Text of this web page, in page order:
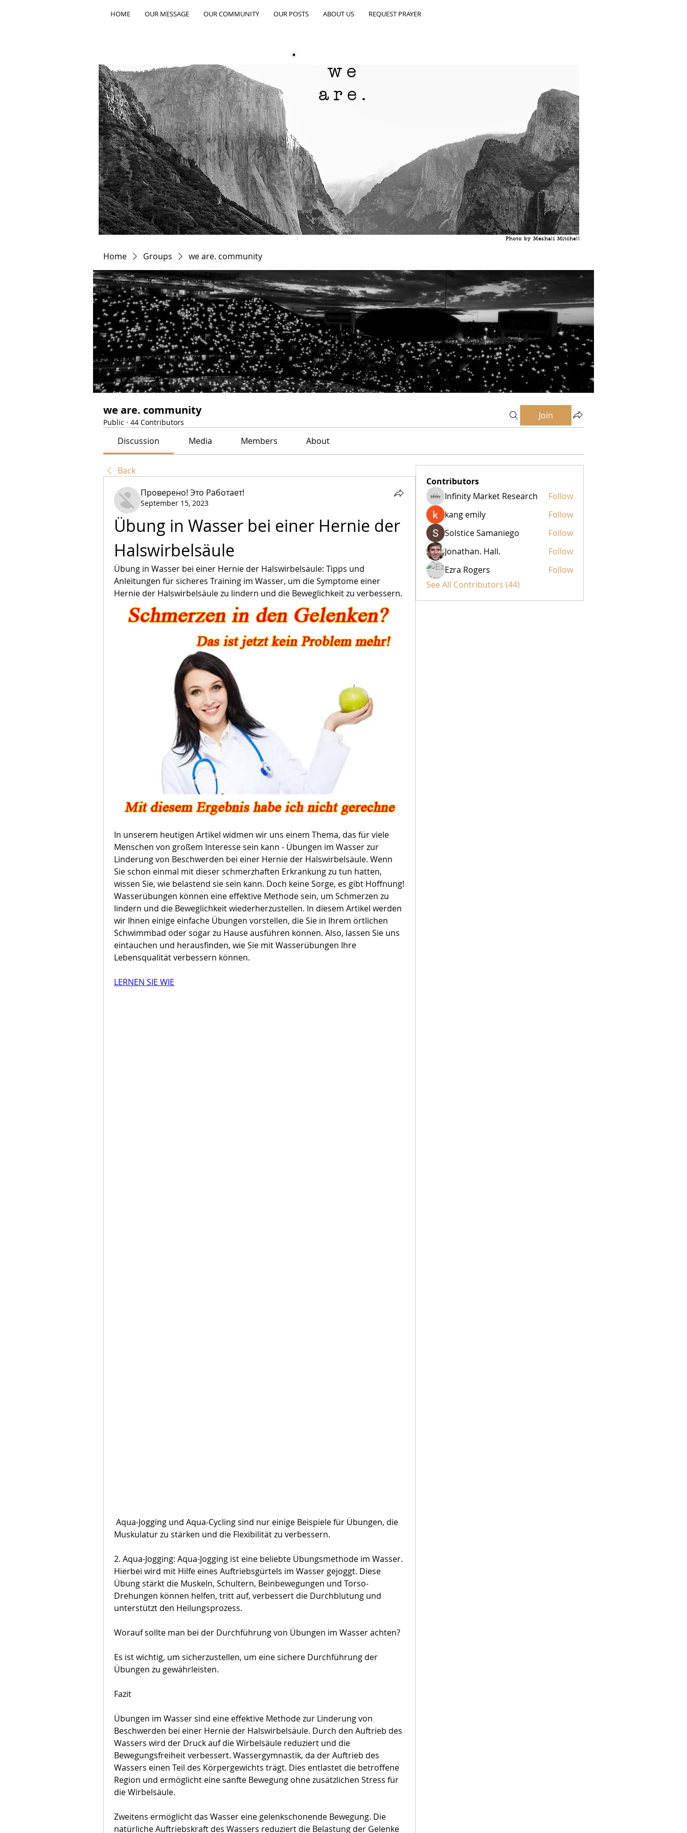
HOME OUR MESSAGE OUR COMMUNITY OUR POSTS ABOUT US REQUEST PRAYER
we
are.
Photo by Meshali Mitchell
Home Groups we are. community
we are. community
Public · 44 Contributors
Join
Discussion Media Members About
Back
Проверено! Это Работает!
September 15, 2023
Übung in Wasser bei einer Hernie der
Halswirbelsäule
Übung in Wasser bei einer Hernie der Halswirbelsäule: Tipps und
Anleitungen für sicheres Training im Wasser, um die Symptome einer
Hernie der Halswirbelsäule zu lindern und die Beweglichkeit zu verbessern.
In unserem heutigen Artikel widmen wir uns einem Thema, das für viele
Menschen von großem Interesse sein kann - Übungen im Wasser zur
Linderung von Beschwerden bei einer Hernie der Halswirbelsäule. Wenn
Sie schon einmal mit dieser schmerzhaften Erkrankung zu tun hatten,
wissen Sie, wie belastend sie sein kann. Doch keine Sorge, es gibt Hoffnung!
Wasserübungen können eine effektive Methode sein, um Schmerzen zu
lindern und die Beweglichkeit wiederherzustellen. In diesem Artikel werden
wir Ihnen einige einfache Übungen vorstellen, die Sie in Ihrem örtlichen
Schwimmbad oder sogar zu Hause ausführen können. Also, lassen Sie uns
eintauchen und herausfinden, wie Sie mit Wasserübungen Ihre
Lebensqualität verbessern können.
LERNEN SIE WIE
Muskulatur zu stärken und die Flexibilität zu verbessern.
2. Aqua-Jogging: Aqua-Jogging ist eine beliebte Übungsmethode im Wasser.
Hierbei wird mit Hilfe eines Auftriebsgürtels im Wasser gejoggt. Diese
Übung stärkt die Muskeln, Schultern, Beinbewegungen und Torso-
Drehungen können helfen, tritt auf, verbessert die Durchblutung und
unterstützt den Heilungsprozess.
Worauf sollte man bei der Durchführung von Übungen im Wasser achten?
Es ist wichtig, um sicherzustellen, um eine sichere Durchführung der
Übungen zu gewährleisten.
Fazit
Übungen im Wasser sind eine effektive Methode zur Linderung von
Beschwerden bei einer Hernie der Halswirbelsäule. Durch den Auftrieb des
Wassers wird der Druck auf die Wirbelsäule reduziert und die
Bewegungsfreiheit verbessert. Wassergymnastik, da der Auftrieb des
Wassers einen Teil des Körpergewichts trägt. Dies entlastet die betroffene
Region und ermöglicht eine sanfte Bewegung ohne zusätzlichen Stress für
die Wirbelsäule.
Zweitens ermöglicht das Wasser eine gelenkschonende Bewegung. Die
natürliche Auftriebskraft des Wassers reduziert die Belastung der Gelenke
Contributors
Infinity Market Research
Follow
kang emily
Follow
Solstice Samaniego
Follow
Jonathan. Hall.
Follow
Ezra Rogers
Follow
See All Contributors (44)